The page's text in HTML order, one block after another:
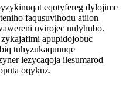
eqotyfereg dylojime
faqusuvihodu atilon
uvirojec nulyhubo.
apupidojobuc
tuhyzukaqunuqe
lezycaqoja ilesumarod
oqykuz.